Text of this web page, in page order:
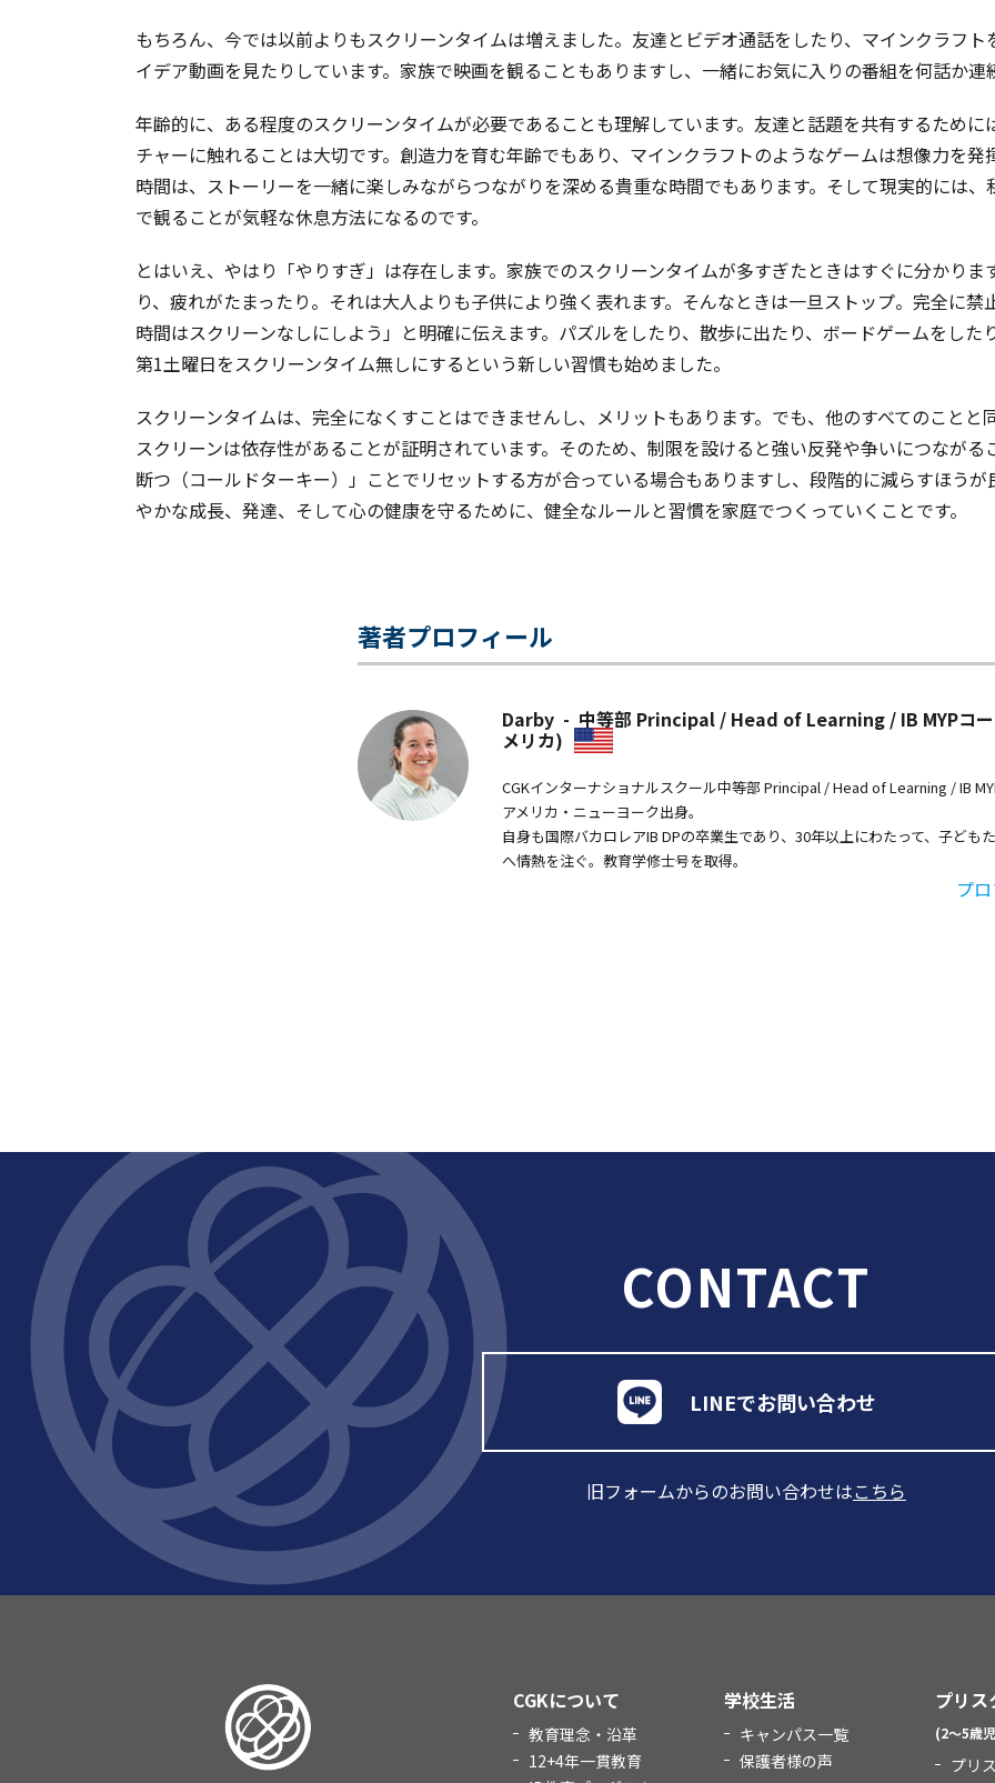
もちろん、今では以前よりもスクリーンタイムは増えました。友達とビデオ通話をしたり、マインクラフ
イデア動画を見たりしています。家族で映画を観ることもありますし、一緒にお気に入りの番組を何話か連
年齢的に、ある程度のスクリーンタイムが必要であることも理解しています。友達と話題を共有するため
チャーに触れることは大切です。創造力を育む年齢でもあり、マインクラフトのようなゲームは想像力を
時間は、ストーリーを一緒に楽しみながらつながりを深める貴重な時間でもあります。そして現実的には
で観ることが気軽な休息方法になるのです。
とはいえ、やはり「やりすぎ」は存在します。家族でのスクリーンタイムが多すぎたときはすぐに分かり
り、疲れがたまったり。それは大人よりも子供により強く表れます。そんなときは一旦ストップ。完全に
時間はスクリーンなしにしよう」と明確に伝えます。パズルをしたり、散歩に出たり、ボードゲームをした
第1土曜日をスクリーンタイム無しにするという新しい習慣も始めました。
スクリーンタイムは、完全になくすことはできませんし、メリットもあります。でも、他のすべてのことと
スクリーンは依存性があることが証明されています。そのため、制限を設けると強い反発や争いにつなが
断つ（コールドターキー）」ことでリセットする方が合っている場合もありますし、段階的に減らすほう
やかな成長、発達、そして心の健康を守るために、健全なルールと習慣を家庭でつくっていくことです。
著者プロフィール
Darby - 中等部 Principal / Head of Learning / IB MYPコ
メリカ)
CGKインターナショナルスクール中等部 Principal / Head of Learning / IB
アメリカ・ニューヨーク出身。
自身も国際バカロレアIB DPの卒業生であり、30年以上にわたって、子ども
へ情熱を注ぐ。教育学修士号を取得。
プ
CONTACT
LINEでお問い合わせ
旧フォームからのお問い合わせはこちら
CGKについて
教育理念・沿革
12+4年一貫教育
学校生活
キャンパス一覧
保護者様の声
プリス
(2～5歳
プリ